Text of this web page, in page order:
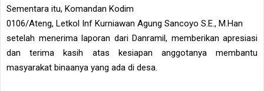
Sementara itu, Komandan Kodim
0106/Ateng, Letkol Inf Kurniawan Agung Sancoyo S.E., M.Han
setelah menerima laporan dari Danramil, memberikan apresiasi
dan terima kasih atas kesiapan anggotanya membantu
masyarakat binaanya yang ada di desa.